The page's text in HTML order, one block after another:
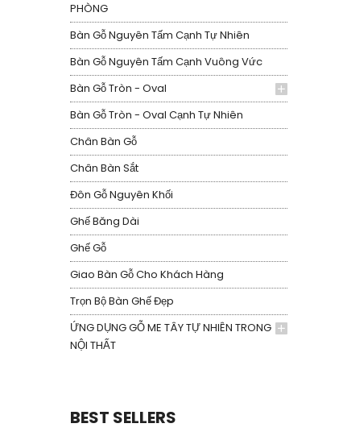
PHÒNG
Bàn Gỗ Nguyên Tấm Cạnh Tự Nhiên
Bàn Gỗ Nguyên Tấm Cạnh Vuông Vức
Bàn Gỗ Tròn - Oval
Bàn Gỗ Tròn - Oval Cạnh Tự Nhiên
Chân Bàn Gỗ
Chân Bàn Sắt
Đôn Gỗ Nguyên Khối
Ghế Băng Dài
Ghế Gỗ
Giao Bàn Gỗ Cho Khách Hàng
Trọn Bộ Bàn Ghế Đẹp
ỨNG DỤNG GỖ ME TÂY TỰ NHIÊN TRONG
NỘI THẤT
BEST SELLERS